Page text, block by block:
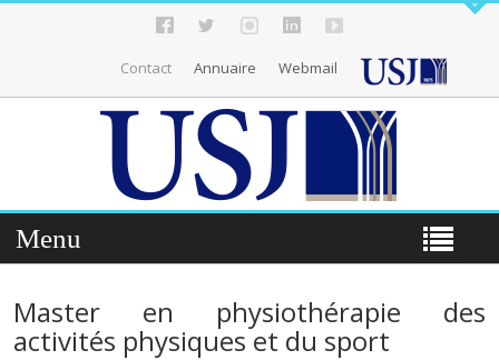
Contact Annuaire Webmail
Menu
Master en physiothérapie des
activités physiques et du sport